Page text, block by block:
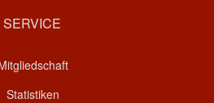
SERVICE
Statistiken